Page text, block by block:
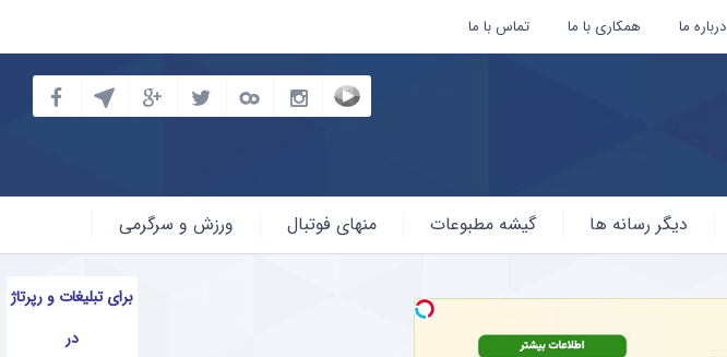
درباره ما همکاری با ما تماس با ما
دیگر رسانه ها گیشه مطبوعات منهای فوتبال ورزش و سرگرمی
برای تبلیغات و رپرتاژ
در